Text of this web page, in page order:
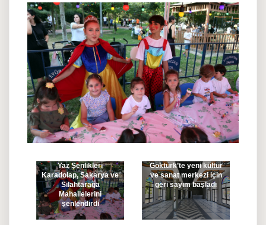
Yaz Şenlikleri
Karadolap, Sakarya ve
Silahtarağa
Mahallelerini
şenlendirdi
Göktürk’te yeni kültür
ve sanat merkezi için
geri sayım başladı